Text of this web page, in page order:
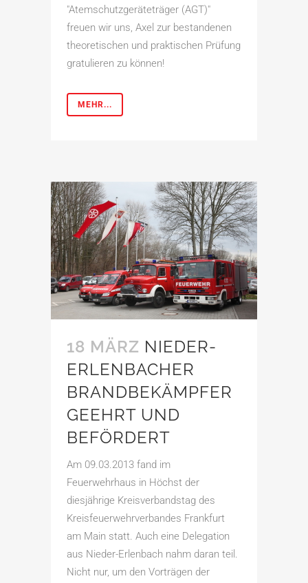
"Atemschutzgeräteträger (AGT)"
freuen wir uns, Axel zur bestandenen
theoretischen und praktischen Prüfung
gratulieren zu können!
MEHR...
18 MÄRZ NIEDER-
ERLENBACHER
BRANDBEKÄMPFER
GEEHRT UND
BEFÖRDERT
Am 09.03.2013 fand im
Feuerwehrhaus in Höchst der
diesjährige Kreisverbandstag des
Kreisfeuerwehrverbandes Frankfurt
am Main statt. Auch eine Delegation
aus Nieder-Erlenbach nahm daran teil.
Nicht nur, um den Vorträgen der